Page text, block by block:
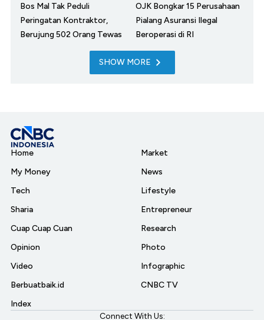
Bos Mal Tak Peduli
Peringatan Kontraktor,
Berujung 502 Orang Tewas
OJK Bongkar 15 Perusahaan
Pialang Asuransi Ilegal
Beroperasi di RI
SHOW MORE
Home
My Money
Tech
Sharia
Cuap Cuap Cuan
Opinion
Video
Berbuatbaik.id
Index
Market
News
Lifestyle
Entrepreneur
Research
Photo
Infographic
CNBC TV
Connect With Us: